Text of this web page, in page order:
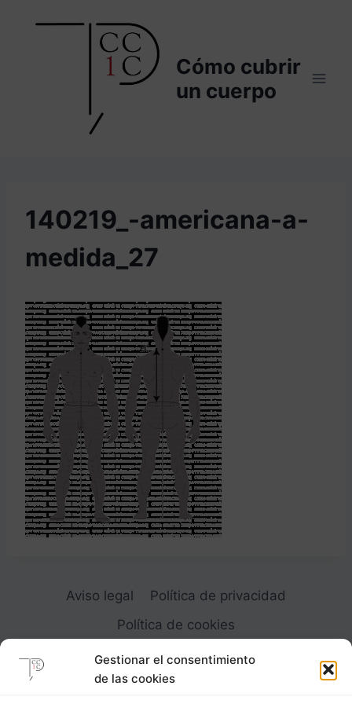
Gestionar el consentimiento
de las cookies
Cómo cubrir
un cuerpo
140219_-americana-a-
medida_27
Aviso legal
Política de privacidad
Política de cookies